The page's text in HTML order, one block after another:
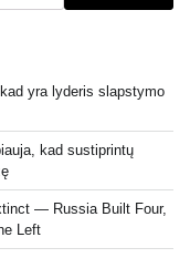
yra lyderis slapstymo
kad sustiprintų
— Russia Built Four,
Left